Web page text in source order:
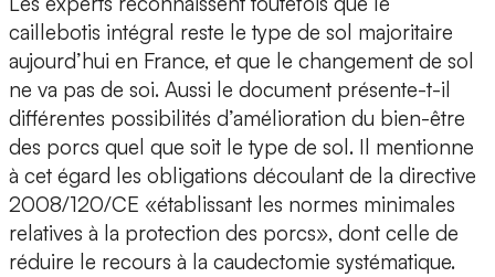
caillebotis intégral reste le type de sol majoritaire
aujourd’hui en France, et que le changement de sol
ne va pas de soi. Aussi le document présente-t-il
différentes possibilités d’amélioration du bien-être
des porcs quel que soit le type de sol. Il mentionne
à cet égard les obligations découlant de la directive
2008/120/CE «établissant les normes minimales
relatives à la protection des porcs», dont celle de
réduire le recours à la caudectomie systématique.